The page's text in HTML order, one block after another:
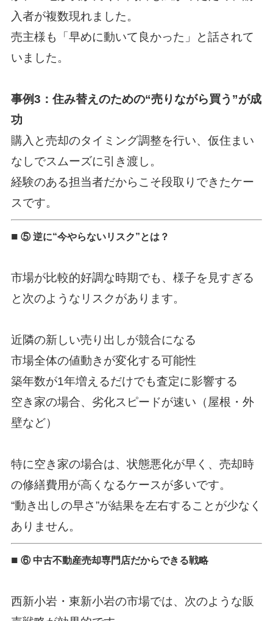
入者が複数現れました。
売主様も「早めに動いて良かった」と話されて
いました。
事例3：住み替えのための“売りながら買う”が成
功
購入と売却のタイミング調整を行い、仮住まい
なしでスムーズに引き渡し。
経験のある担当者だからこそ段取りできたケー
スです。
■ ⑤ 逆に“今やらないリスク”とは？
市場が比較的好調な時期でも、様子を見すぎる
と次のようなリスクがあります。
近隣の新しい売り出しが競合になる
市場全体の値動きが変化する可能性
築年数が1年増えるだけでも査定に影響する
空き家の場合、劣化スピードが速い（屋根・外
壁など）
特に空き家の場合は、状態悪化が早く、売却時
の修繕費用が高くなるケースが多いです。
“動き出しの早さ”が結果を左右することが少なく
ありません。
■ ⑥ 中古不動産売却専門店だからできる戦略
西新小岩・東新小岩の市場では、次のような販